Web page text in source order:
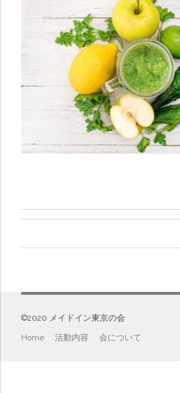
©️2020 メイドイン東京の会
Home 活動内容 会について